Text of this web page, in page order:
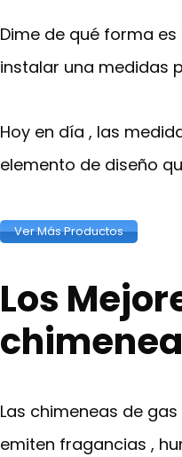
Dime de qué forma
instalar una medidas
Hoy en día , las
elemento de diseño
Ver Más Productos
Los
Las chimeneas de
emiten fragancias ,